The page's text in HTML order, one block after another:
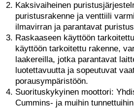
Kaksivaiheinen
puristusrakenne ja venttiili
ilmavirran ja parantavat
Raskaaseen käyttöön
käyttöön tarkoitettu rakenne,
laakereilla, jotka parantavat
luotettavuutta ja sopeutuvat
porausympäristöön.
Suorituskykyinen moottori:
Cummins- ja muihin tunnettuihin